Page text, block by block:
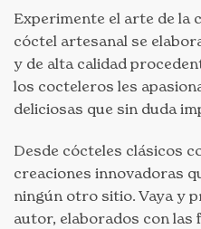
Experimente el arte de la
cóctel artesanal se
y de alta calidad
los cocteleros les
deliciosas que sin duda
Desde cócteles clásicos
creaciones innovadoras
ningún otro sitio. Vaya y
autor, elaborados con las